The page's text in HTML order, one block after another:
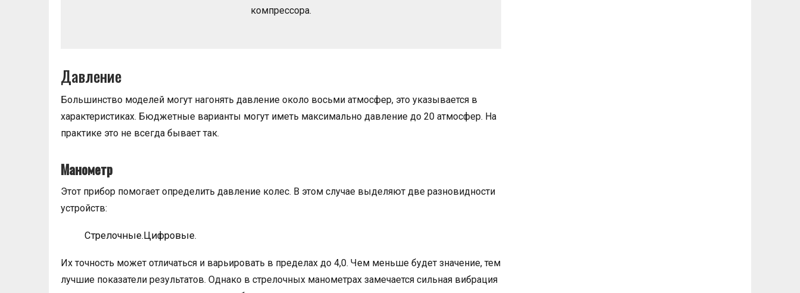
компрессора.
Давление
Большинство моделей могут нагонять давление около восьми атмосфер, это указывается в
характеристиках. Бюджетные варианты могут иметь максимально давление до 20 атмосфер. На
практике это не всегда бывает так.
Манометр
Этот прибор помогает определить давление колес. В этом случае выделяют две разновидности
устройств:
Стрелочные.Цифровые.
Их точность может отличаться и варьировать в пределах до 4,0. Чем меньше будет значение, тем
лучшие показатели результатов. Однако в стрелочных манометрах замечается сильная вибрация